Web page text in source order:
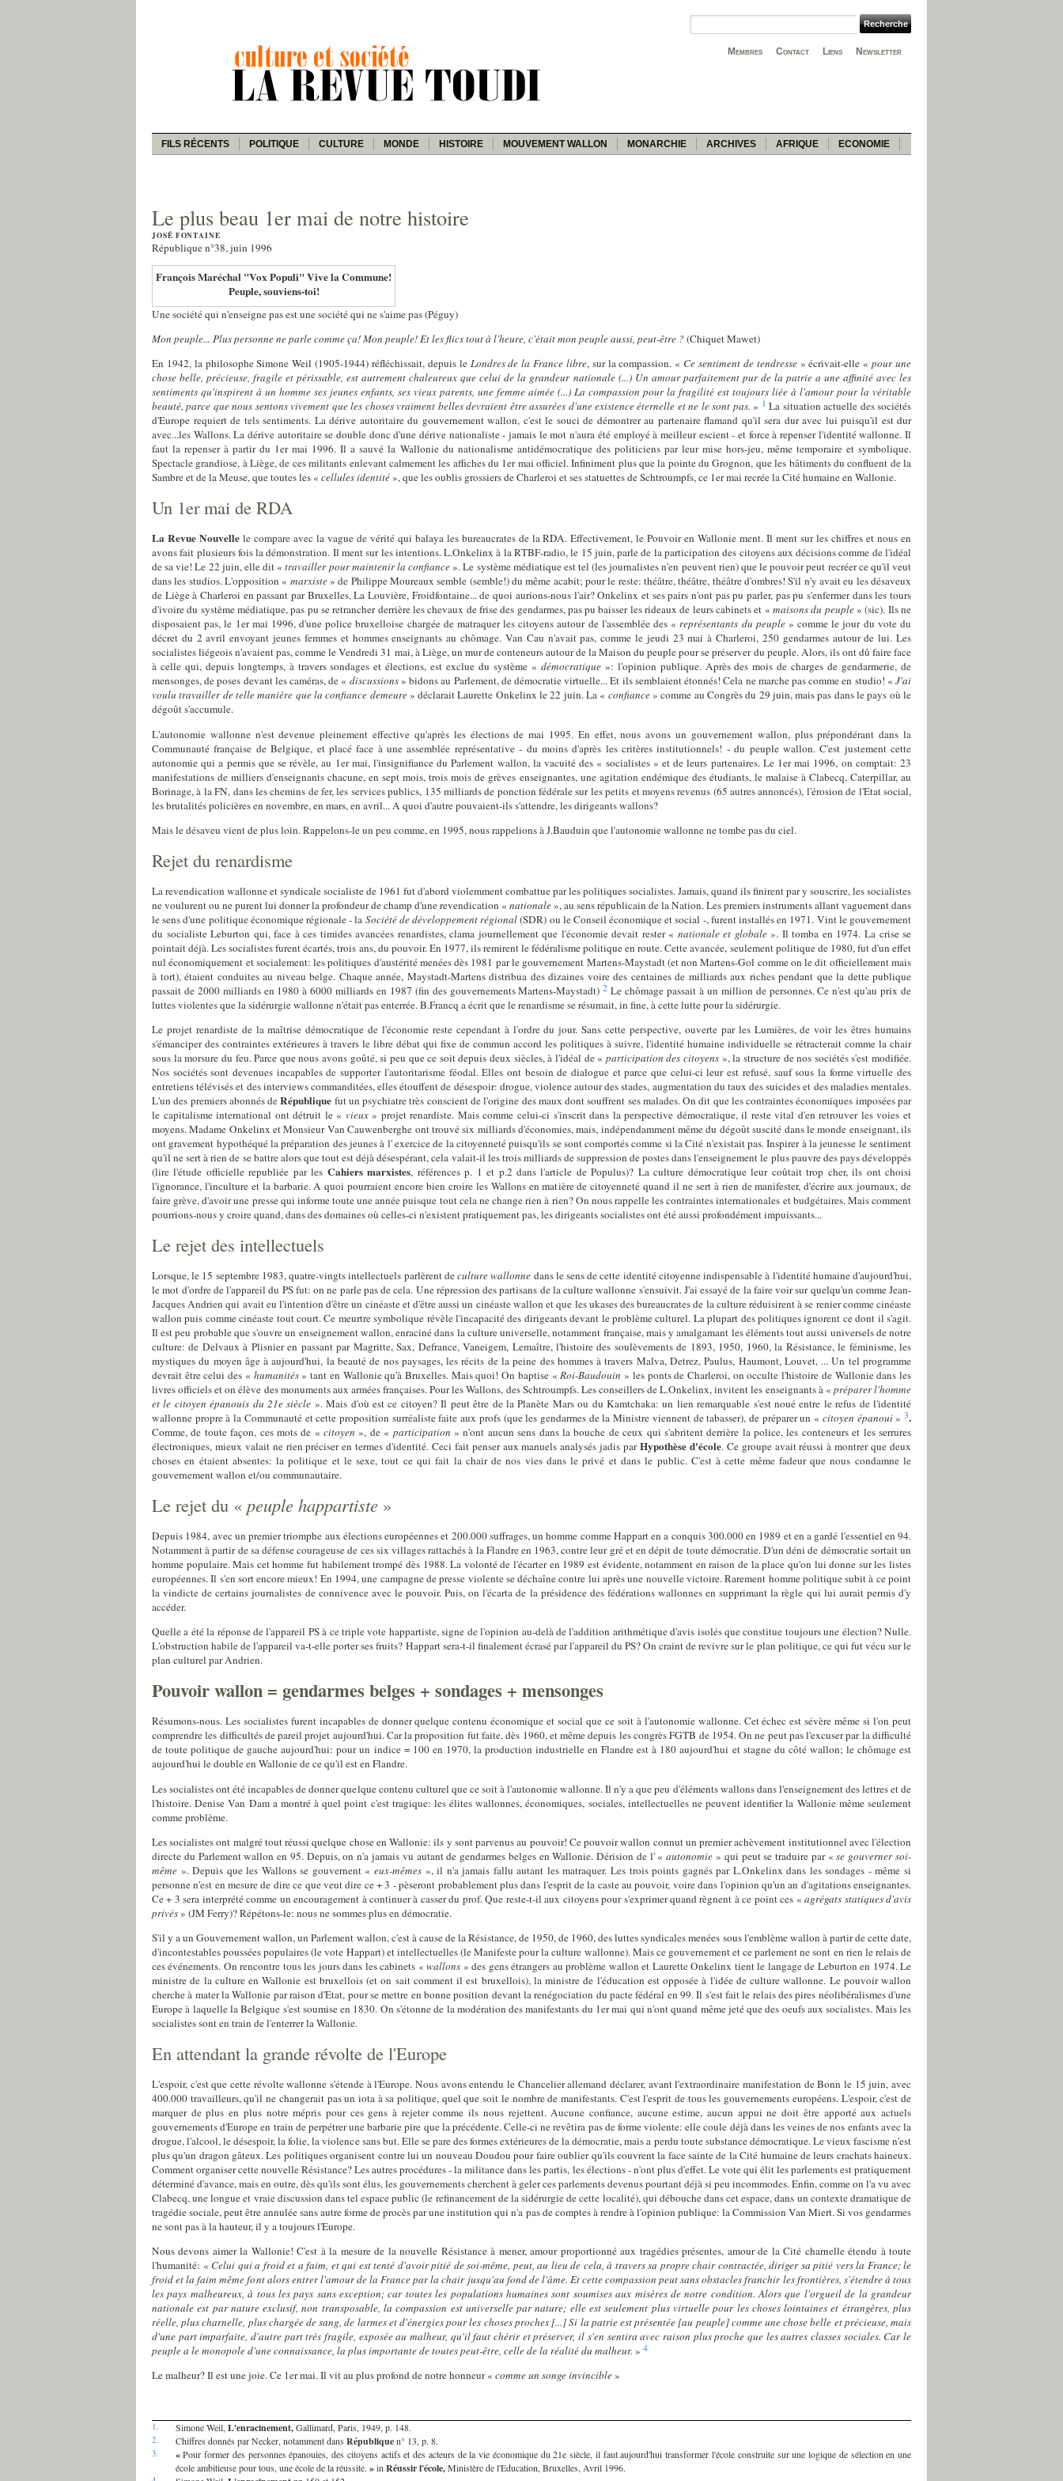
Newsletter
Liens
Contact
Membres
FILS RÉCENTS POLITIQUE CULTURE MONDE HISTOIRE MOUVEMENT WALLON MONARCHIE ARCHIVES AFRIQUE ECONOMIE
Le plus beau 1er mai de notre histoire
JOSÉ FONTAINE
République n°38, juin 1996
François Maréchal "Vox Populi" Vive la Commune!
Peuple, souviens-toi!
Une société qui n'enseigne pas est une société qui ne s'aime pas (Péguy)
Mon peuple... Plus personne ne parle comme ça! Mon peuple! Et les flics tout à l'heure, c'était mon peuple aussi, peut-être ?(Chiquet Mawet)
En 1942, la philosophe Simone Weil (1905-1944) réfléchissait, depuis leLondres de la France libre, sur la compassion. « Ce sentiment de tendresse » écrivait-elle «pour une
chose belle, précieuse, fragile et périssable, est autrement chaleureux que celui de la grandeur nationale (...) Un amour parfaitement pur de la patrie a une affinité avec les
sentiments qu'inspirent à un homme ses jeunes enfants, ses vieux parents, une femme aimée (...) La compassion pour la fragilité est toujours liée à l'amour pour la véritable
beauté, parce que nous sentons vivement que les choses vraiment belles devraient être assurées d'une existence éternelle et ne le sont pas.» 1 La situation actuelle des sociétés
d'Europe requiert de tels sentiments. La dérive autoritaire du gouvernement wallon, c'est le souci de démontrer au partenaire flamand qu'il sera dur avec lui puisqu'il est dur
avec...les Wallons. La dérive autoritaire se double donc d'une dérive nationaliste - jamais le mot n'aura été employé à meilleur escient - et force à repenser l'identité wallonne. Il
faut la repenser à partir du 1er mai 1996. Il a sauvé la Wallonie du nationalisme antidémocratique des politiciens par leur mise hors-jeu, même temporaire et symbolique.
Spectacle grandiose, à Liège, de ces militants enlevant calmement les affiches du 1er mai officiel. Infiniment plus que la pointe du Grognon, que les bâtiments du confluent de la
Sambre et de la Meuse, que toutes les « cellules identité», que les oublis grossiers de Charleroi et ses statuettes de Schtroumpfs, ce 1er mai recrée la Cité humaine en Wallonie.
Un 1er mai de RDA
La Revue Nouvelle le compare avec la vague de vérité qui balaya les bureaucrates de la RDA. Effectivement, le Pouvoir en Wallonie ment. Il ment sur les chiffres et nous en
avons fait plusieurs fois la démonstration. Il ment sur les intentions. L.Onkelinx à la RTBF-radio, le 15 juin, parle de la participation des citoyens aux décisions comme de l'idéal
de sa vie! Le 22 juin, elle dit «travailler pour maintenir la confiance». Le système médiatique est tel (les journalistes n'en peuvent rien) que le pouvoir peut recréer ce qu'il veut
dans les studios. L'opposition « marxiste» de Philippe Moureaux semble (semble!) du même acabit; pour le reste: théâtre, théâtre, théâtre d'ombres! S'il n'y avait eu les désaveux
de Liège à Charleroi en passant par Bruxelles, La Louvière, Froidfontaine... de quoi aurions-nous l'air? Onkelinx et ses pairs n'ont pas pu parler, pas pu s'enfermer dans les tours
d'ivoire du système médiatique, pas pu se retrancher derrière les chevaux de frise des gendarmes, pas pu baisser les rideaux de leurs cabinets et «maisons du peuple» (sic). Ils ne
disposaient pas, le 1er mai 1996, d'une police bruxelloise chargée de matraquer les citoyens autour de l'assemblée des «représentants du peuple » comme le jour du vote du
décret du 2 avril envoyant jeunes femmes et hommes enseignants au chômage. Van Cau n'avait pas, comme le jeudi 23 mai à Charleroi, 250 gendarmes autour de lui. Les
socialistes liégeois n'avaient pas, comme le Vendredi 31 mai, à Liège, un mur de conteneurs autour de la Maison du peuple pour se préserver du peuple. Alors, ils ont dû faire face
à celle qui, depuis longtemps, à travers sondages et élections, est exclue du système « démocratique»: l'opinion publique. Après des mois de charges de gendarmerie, de
mensonges, de poses devant les caméras, de « discussions» bidons au Parlement, de démocratie virtuelle... Et ils semblaient étonnés! Cela ne marche pas comme en studio! «J'ai
voulu travailler de telle manière que la confiance demeure» déclarait Laurette Onkelinx le 22 juin. La « confiance» comme au Congrès du 29 juin, mais pas dans le pays où le
dégoût s'accumule.
L'autonomie wallonne n'est devenue pleinement effective qu'après les élections de mai 1995. En effet, nous avons un gouvernement wallon, plus prépondérant dans la
Communauté française de Belgique, et placé face à une assemblée représentative - du moins d'après les critères institutionnels! - du peuple wallon. C'est justement cette
autonomie qui a permis que se révèle, au 1er mai, l'insignifiance du Parlement wallon, la vacuité des « socialistes » et de leurs partenaires. Le 1er mai 1996, on comptait: 23
manifestations de milliers d'enseignants chacune, en sept mois, trois mois de grèves enseignantes, une agitation endémique des étudiants, le malaise à Clabecq, Caterpillar, au
Borinage, à la FN, dans les chemins de fer, les services publics, 135 milliards de ponction fédérale sur les petits et moyens revenus (65 autres annoncés), l'érosion de l'Etat social,
les brutalités policières en novembre, en mars, en avril... A quoi d'autre pouvaient-ils s'attendre, les dirigeants wallons?
Mais le désaveu vient de plus loin. Rappelons-le un peu comme, en 1995, nous rappelions à J.Bauduin que l'autonomie wallonne ne tombe pas du ciel.
Rejet du renardisme
La revendication wallonne et syndicale socialiste de 1961 fut d'abord violemment combattue par les politiques socialistes. Jamais, quand ils finirent par y souscrire, les socialistes
ne voulurent ou ne purent lui donner la profondeur de champ d'une revendication « nationale», au sens républicain de la Nation. Les premiers instruments allant vaguement dans
le sens d'une politique économique régionale - la Société de développement régional(SDR) ou le Conseil économique et social -, furent installés en 1971. Vint le gouvernement
du socialiste Leburton qui, face à ces timides avancées renardistes, clama journellement que l'économie devait rester « nationale et globale». Il tomba en 1974. La crise se
pointait déjà. Les socialistes furent écartés, trois ans, du pouvoir. En 1977, ils remirent le fédéralisme politique en route. Cette avancée, seulement politique de 1980, fut d'un effet
nul économiquement et socialement: les politiques d'austérité menées dès 1981 par le gouvernement Martens-Maystadt (et non Martens-Gol comme on le dit officiellement mais
à tort), étaient conduites au niveau belge. Chaque année, Maystadt-Martens distribua des dizaines voire des centaines de milliards aux riches pendant que la dette publique
passait de 2000 milliards en 1980 à 6000 milliards en 1987 (fin des gouvernements Martens-Maystadt)2 Le chômage passait à un million de personnes. Ce n'est qu'au prix de
luttes violentes que la sidérurgie wallonne n'était pas enterrée. B.Francq a écrit que le renardisme se résumait, in fine, à cette lutte pour la sidérurgie.
Le projet renardiste de la maîtrise démocratique de l'économie reste cependant à l'ordre du jour. Sans cette perspective, ouverte par les Lumières, de voir les êtres humains
s'émanciper des contraintes extérieures à travers le libre débat qui fixe de commun accord les politiques à suivre, l'identité humaine individuelle se rétracterait comme la chair
sous la morsure du feu. Parce que nous avons goûté, si peu que ce soit depuis deux siècles, à l'idéal de « participation des citoyens », la structure de nos sociétés s'est modifiée.
Nos sociétés sont devenues incapables de supporter l'autoritarisme féodal. Elles ont besoin de dialogue et parce que celui-ci leur est refusé, sauf sous la forme virtuelle des
entretiens télévisés et des interviews commanditées, elles étouffent de désespoir: drogue, violence autour des stades, augmentation du taux des suicides et des maladies mentales.
L'un des premiers abonnés deRépublique fut un psychiatre très conscient de l'origine des maux dont souffrent ses malades. On dit que les contraintes économiques imposées par
le capitalisme international ont détruit le « vieux» projet renardiste. Mais comme celui-ci s'inscrit dans la perspective démocratique, il reste vital d'en retrouver les voies et
moyens. Madame Onkelinx et Monsieur Van Cauwenberghe ont trouvé six milliards d'économies, mais, indépendamment même du dégoût suscité dans le monde enseignant, ils
ont gravement hypothéqué la préparation des jeunes à l' exercice de la citoyenneté puisqu'ils se sont comportés comme si la Cité n'existait pas. Inspirer à la jeunesse le sentiment
qu'il ne sert à rien de se battre alors que tout est déjà désespérant, cela valait-il les trois milliards de suppression de postes dans l'enseignement le plus pauvre des pays développés
(lire l'étude officielle republiée par les Cahiers marxistes, références p. 1 et p.2 dans l'article de Populus)? La culture démocratique leur coûtait trop cher, ils ont choisi
l'ignorance, l'inculture et la barbarie. A quoi pourraient encore bien croire les Wallons en matière de citoyenneté quand il ne sert à rien de manifester, d'écrire aux journaux, de
faire grève, d'avoir une presse qui informe toute une année puisque tout cela ne change rien à rien? On nous rappelle les contraintes internationales et budgétaires. Mais comment
pourrions-nous y croire quand, dans des domaines où celles-ci n'existent pratiquement pas, les dirigeants socialistes ont été aussi profondément impuissants...
Le rejet des intellectuels
Lorsque, le 15 septembre 1983, quatre-vingts intellectuels parlèrent deculture wallonne dans le sens de cette identité citoyenne indispensable à l'identité humaine d'aujourd'hui,
le mot d'ordre de l'appareil du PS fut: on ne parle pas de cela. Une répression des partisans de la culture wallonne s'ensuivit. J'ai essayé de la faire voir sur quelqu'un comme Jean-
Jacques Andrien qui avait eu l'intention d'être un cinéaste et d'être aussi un cinéaste wallon et que les ukases des bureaucrates de la culture réduisirent à se renier comme cinéaste
wallon puis comme cinéaste tout court. Ce meurtre symbolique révèle l'incapacité des dirigeants devant le problème culturel. La plupart des politiques ignorent ce dont il s'agit.
Il est peu probable que s'ouvre un enseignement wallon, enraciné dans la culture universelle, notamment française, mais y amalgamant les éléments tout aussi universels de notre
culture: de Delvaux à Plisnier en passant par Magritte, Sax, Defrance, Vaneigem, Lemaître, l'histoire des soulèvements de 1893, 1950, 1960, la Résistance, le féminisme, les
mystiques du moyen âge à aujourd'hui, la beauté de nos paysages, les récits de la peine des hommes à travers Malva, Detrez, Paulus, Haumont, Louvet, ... Un tel programme
devrait être celui des « humanités» tant en Wallonie qu'à Bruxelles. Mais quoi! On baptise «Roi-Baudouin» les ponts de Charleroi, on occulte l'histoire de Wallonie dans les
livres officiels et on élève des monuments aux armées françaises. Pour les Wallons, des Schtroumpfs. Les conseillers de L.Onkelinx, invitent les enseignants à « préparer l'homme
et le citoyen épanouis du 21e siècle ». Mais d'où est ce citoyen? Il peut être de la Planète Mars ou du Kamtchaka: un lien remarquable s'est noué entre le refus de l'identité
wallonne propre à la Communauté et cette proposition surréaliste faite aux profs (que les gendarmes de la Ministre viennent de tabasser), de préparer un « citoyen épanoui»3.
Comme, de toute façon, ces mots de «citoyen », de « participation» n'ont aucun sens dans la bouche de ceux qui s'abritent derrière la police, les conteneurs et les serrures
électroniques, mieux valait ne rien préciser en termes d'identité. Ceci fait penser aux manuels analysés jadis parHypothèse d'école. Ce groupe avait réussi à montrer que deux
choses en étaient absentes: la politique et le sexe, tout ce qui fait la chair de nos vies dans le privé et dans le public. C'est à cette même fadeur que nous condamne le
gouvernement wallon et/ou communautaire.
Le rejet du « peuple happartiste »
Depuis 1984, avec un premier triomphe aux élections européennes et 200.000 suffrages, un homme comme Happart en a conquis 300.000 en 1989 et en a gardé l'essentiel en 94.
Notamment à partir de sa défense courageuse de ces six villages rattachés à la Flandre en 1963, contre leur gré et en dépit de toute démocratie. D'un déni de démocratie sortait un
homme populaire. Mais cet homme fut habilement trompé dès 1988. La volonté de l'écarter en 1989 est évidente, notamment en raison de la place qu'on lui donne sur les listes
européennes. Il s'en sort encore mieux! En 1994, une campagne de presse violente se déchaîne contre lui après une nouvelle victoire. Rarement homme politique subit à ce point
la vindicte de certains journalistes de connivence avec le pouvoir. Puis, on l'écarta de la présidence des fédérations wallonnes en supprimant la règle qui lui aurait permis d'y
accéder.
Quelle a été la réponse de l'appareil PS à ce triple vote happartiste, signe de l'opinion au-delà de l'addition arithmétique d'avis isolés que constitue toujours une élection? Nulle.
L'obstruction habile de l'appareil va-t-elle porter ses fruits? Happart sera-t-il finalement écrasé par l'appareil du PS? On craint de revivre sur le plan politique, ce qui fut vécu sur le
plan culturel par Andrien.
Pouvoir wallon = gendarmes belges + sondages + mensonges
Résumons-nous. Les socialistes furent incapables de donner quelque contenu économique et social que ce soit à l'autonomie wallonne. Cet échec est sévère même si l'on peut
comprendre les difficultés de pareil projet aujourd'hui. Car la proposition fut faite, dès 1960, et même depuis les congrès FGTB de 1954. On ne peut pas l'excuser par la difficulté
de toute politique de gauche aujourd'hui: pour un indice = 100 en 1970, la production industrielle en Flandre est à 180 aujourd'hui et stagne du côté wallon; le chômage est
aujourd'hui le double en Wallonie de ce qu'il est en Flandre.
Les socialistes ont été incapables de donner quelque contenu culturel que ce soit à l'autonomie wallonne. Il n'y a que peu d'éléments wallons dans l'enseignement des lettres et de
l'histoire. Denise Van Dam a montré à quel point c'est tragique: les élites wallonnes, économiques, sociales, intellectuelles ne peuvent identifier la Wallonie même seulement
comme problème.
Les socialistes ont malgré tout réussi quelque chose en Wallonie: ils y sont parvenus au pouvoir! Ce pouvoir wallon connut un premier achèvement institutionnel avec l'élection
directe du Parlement wallon en 95. Depuis, on n'a jamais vu autant de gendarmes belges en Wallonie. Dérision de l' «autonomie» qui peut se traduire par «se gouverner soi-
même ». Depuis que les Wallons se gouvernent « eux-mêmes », il n'a jamais fallu autant les matraquer. Les trois points gagnés par L.Onkelinx dans les sondages - même si
personne n'est en mesure de dire ce que veut dire ce + 3 - pèseront probablement plus dans l'esprit de la caste au pouvoir, voire dans l'opinion qu'un an d'agitations enseignantes.
Ce + 3 sera interprété comme un encouragement à continuer à casser du prof. Que reste-t-il aux citoyens pour s'exprimer quand règnent à ce point ces «agrégats statiques d'avis
privés» (JM Ferry)? Répétons-le: nous ne sommes plus en démocratie.
S'il y a un Gouvernement wallon, un Parlement wallon, c'est à cause de la Résistance, de 1950, de 1960, des luttes syndicales menées sous l'emblème wallon à partir de cette date,
d'incontestables poussées populaires (le vote Happart) et intellectuelles (le Manifeste pour la culture wallonne). Mais ce gouvernement et ce parlement ne sont en rien le relais de
ces événements. On rencontre tous les jours dans les cabinets «wallons » des gens étrangers au problème wallon et Laurette Onkelinx tient le langage de Leburton en 1974. Le
ministre de la culture en Wallonie est bruxellois (et on sait comment il est bruxellois), la ministre de l'éducation est opposée à l'idée de culture wallonne. Le pouvoir wallon
cherche à mater la Wallonie par raison d'Etat, pour se mettre en bonne position devant la renégociation du pacte fédéral en 99. Il s'est fait le relais des pires néolibéralismes d'une
Europe à laquelle la Belgique s'est soumise en 1830. On s'étonne de la modération des manifestants du 1er mai qui n'ont quand même jeté que des oeufs aux socialistes. Mais les
socialistes sont en train de l'enterrer la Wallonie.
En attendant la grande révolte de l'Europe
L'espoir, c'est que cette révolte wallonne s'étende à l'Europe. Nous avons entendu le Chancelier allemand déclarer, avant l'extraordinaire manifestation de Bonn le 15 juin, avec
400.000 travailleurs, qu'il ne changerait pas un iota à sa politique, quel que soit le nombre de manifestants. C'est l'esprit de tous les gouvernements européens. L'espoir, c'est de
marquer de plus en plus notre mépris pour ces gens à rejeter comme ils nous rejettent. Aucune confiance, aucune estime, aucun appui ne doit être apporté aux actuels
gouvernements d'Europe en train de perpétrer une barbarie pire que la précédente. Celle-ci ne revêtira pas de forme violente: elle coule déjà dans les veines de nos enfants avec la
drogue, l'alcool, le désespoir, la folie, la violence sans but. Elle se pare des formes extérieures de la démocratie, mais a perdu toute substance démocratique. Le vieux fascisme n'est
plus qu'un dragon gâteux. Les politiques organisent contre lui un nouveau Doudou pour faire oublier qu'ils couvrent la face sainte de la Cité humaine de leurs crachats haineux.
Comment organiser cette nouvelle Résistance? Les autres procédures - la militance dans les partis, les élections - n'ont plus d'effet. Le vote qui élit les parlements est pratiquement
déterminé d'avance, mais en outre, dès qu'ils sont élus, les gouvernements cherchent à geler ces parlements devenus pourtant déjà si peu incommodes. Enfin, comme on l'a vu avec
Clabecq, une longue et vraie discussion dans tel espace public (le refinancement de la sidérurgie de cette localité), qui débouche dans cet espace, dans un contexte dramatique de
tragédie sociale, peut être annulée sans autre forme de procès par une institution qui n'a pas de comptes à rendre à l'opinion publique: la Commission Van Miert. Si vos gendarmes
ne sont pas à la hauteur, il y a toujours l'Europe.
Nous devons aimer la Wallonie! C'est à la mesure de la nouvelle Résistance à mener, amour proportionné aux tragédies présentes, amour de la Cité charnelle étendu à toute
l'humanité: « Celui qui a froid et a faim, et qui est tenté d'avoir pitié de soi-même, peut, au lieu de cela, à travers sa propre chair contractée, diriger sa pitié vers la France; le
froid et la faim même font alors entrer l'amour de la France par la chair jusqu'au fond de l'âme. Et cette compassion peut sans obstacles franchir les frontières, s'étendre à tous
les pays malheureux, à tous les pays sans exception; car toutes les populations humaines sont soumises aux misères de notre condition. Alors que l'orgueil de la grandeur
nationale est par nature exclusif, non transposable, la compassion est universelle par nature; elle est seulement plus virtuelle pour les choses lointaines et étrangères, plus
réelle, plus charnelle, plus chargée de sang, de larmes et d'énergies pour les choses proches [...] Si la patrie est présentée [au peuple] comme une chose belle et précieuse, mais
d'une part imparfaite, d'autre part très fragile, exposée au malheur, qu'il faut chérir et préserver, il s'en sentira avec raison plus proche que les autres classes sociales. Car le
peuple a le monopole d'une connaissance, la plus importante de toutes peut-être, celle de la réalité du malheur. » 4
Le malheur? Il est une joie. Ce 1er mai. Il vit au plus profond de notre honneur « comme un songe invincible»
1. Simone Weil,L'enracinement,Gallimard, Paris, 1949, p. 148.
2. Chiffres donnés par Necker, notamment dans Républiquen° 13, p. 8.
3. «Pour former des personnes épanouies, des citoyens actifs et des acteurs de la vie économique du 21e siècle, il faut aujourd'hui transformer l'école construite sur une logique de sélection en une
école ambitieuse pour tous, une école de la réussite. »inRéussir l'école,Ministère de l'Education, Bruxelles, Avril 1996.